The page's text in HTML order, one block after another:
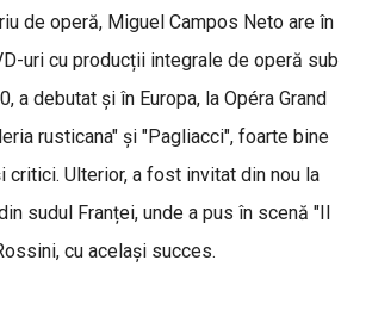
de operă, Miguel Campos Neto are în
uri cu producții integrale de operă sub
a debutat și în Europa, la Opéra Grand
rusticana" și "Pagliacci", foarte bine
critici. Ulterior, a fost invitat din nou la
sudul Franței, unde a pus în scenă "Il
cu același succes.